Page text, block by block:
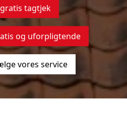
tagtjek
og uforpligtende
vores service